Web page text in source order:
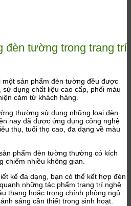
đèn tường trong trang trí
một sản phẩm đèn tường đều được
dụng chất liệu cao cấp, phối màu
cảm từ khách hàng.
thường sử dụng những loại đèn
nay đã được ứng dụng công nghệ
thụ, tuổi thọ cao, đa dạng về màu
phẩm đèn tường thường có kích
chiếm nhiều không gian.
kế đa dạng, bạn có thể kết hợp đèn
những tác phẩm trang trí nghệ
thang hoặc trong chính phòng ngủ
sáng cần thiết trong sinh hoạt.